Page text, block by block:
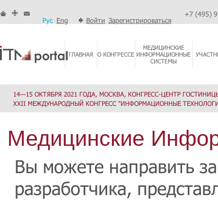
Рус Eng Войти Зарегистрироваться
+7 (495)
ГЛАВНАЯ О КОНГРЕССЕ
МЕДИЦИНСКИЕ
ИНФОРМАЦИОННЫЕ
СИСТЕМЫ
14—15 ОКТЯБРЯ 2021 ГОДА, МОСКВА, КОНГРЕСС-ЦЕНТР
XXII МЕЖДУНАРОДНЫЙ КОНГРЕСС "ИНФОРМАЦИОННЫЕ
Медицинские
Вы можете направить
разработчика,